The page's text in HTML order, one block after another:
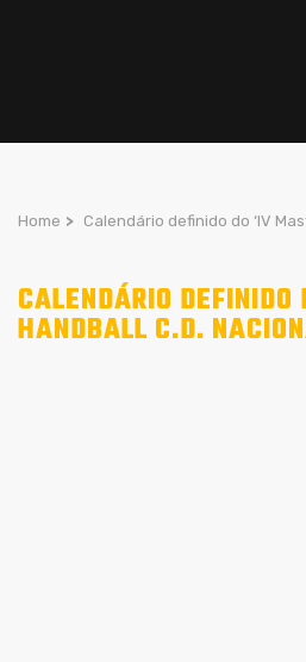
Home > Calendário definido do ‘IV
CALENDÁRIO DEFINIDO
HANDBALL C.D.